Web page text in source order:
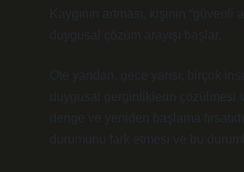
Kaygının artması, kişinin “güvenli
duygusal çözüm arayışı başlar.
Öte yandan, gece yarısı, birçok
duygusal gerginliklerin çözülmesi
denge ve yeniden başlama
durumunu fark etmesi ve bu